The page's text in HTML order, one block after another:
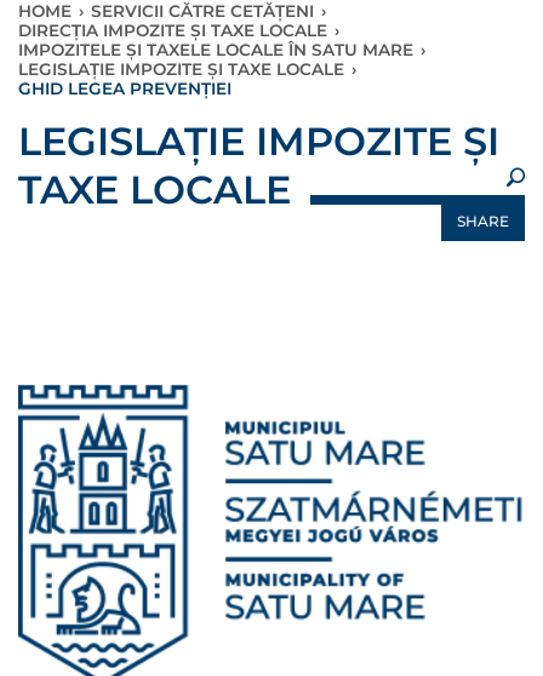
HOME › SERVICII CĂTRE CETĂȚENI ›
DIRECȚIA IMPOZITE ȘI TAXE LOCALE ›
IMPOZITELE ȘI TAXELE LOCALE ÎN SATU MARE ›
LEGISLAŢIE IMPOZITE ȘI TAXE LOCALE ›
GHID LEGEA PREVENȚIEI
LEGISLAŢIE IMPOZITE ȘI
TAXE LOCALE
SHARE